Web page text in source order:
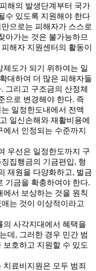
해의 발생단계부터 국가
수 있도록 지원해야 한다
으로는 피해자가 스스로
아가는 것은 불가능하므
해자 지원센터의 활동이
도가 되기 위하여는 일
대하여 더 많은 피해자들
그리고 구조금의 산정체
으로 변경해야 한다. 즉
일정한도내에서 전액
일신손해와 재활비용에
서 인정되는 수준까지
우선은 일정한도까지 구
집행금의 기금편입, 형
재원을 다양화하고, 벌금
기금을 확충하여야 한다.
서 보상하는 것을 원칙
는 것이 이상적이라고
의 사각지대에서 혜택을
데, 그러한 경우 민간 범
호하고 지원할 수 있도
료비지원은 모두 범죄